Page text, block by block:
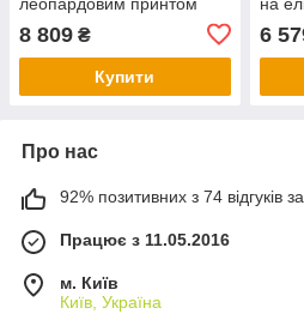
8 809 ₴
Купити
6
Про нас
92% позитивних з 74 відгуків за
Працює з 11.05.2016
м. Київ
Київ, Україна